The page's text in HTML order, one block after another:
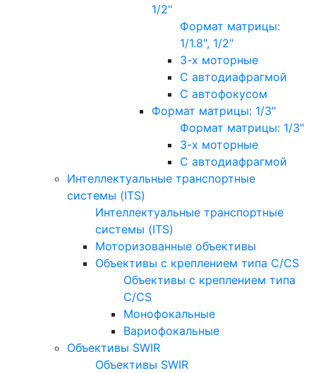
1/2"
Формат матрицы:
1/1.8", 1/2"
3-х моторные
С автодиафрагмой
С автофокусом
Формат матрицы: 1/3"
Формат матрицы: 1/3"
3-х моторные
С автодиафрагмой
Интеллектуальные транспортные
системы (ITS)
Интеллектуальные транспортные
системы (ITS)
Моторизованные объективы
Объективы с креплением типа C/CS
Объективы с креплением типа
C/CS
Монофокальные
Вариофокальные
Объективы SWIR
Объективы SWIR